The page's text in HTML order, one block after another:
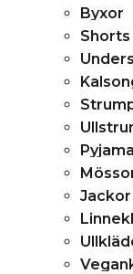
Byxor
Shorts
Jackor